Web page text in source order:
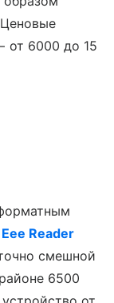
от 6000 до 15
Reader
смешной
6500